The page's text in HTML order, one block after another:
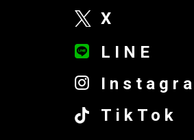
X
LINE
TikTok